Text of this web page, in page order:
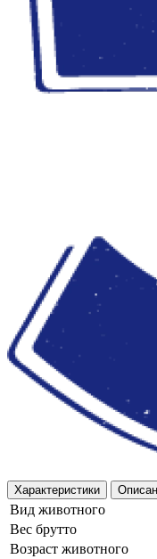
Характеристики
Вид животного
Вес брутто
Возраст животного